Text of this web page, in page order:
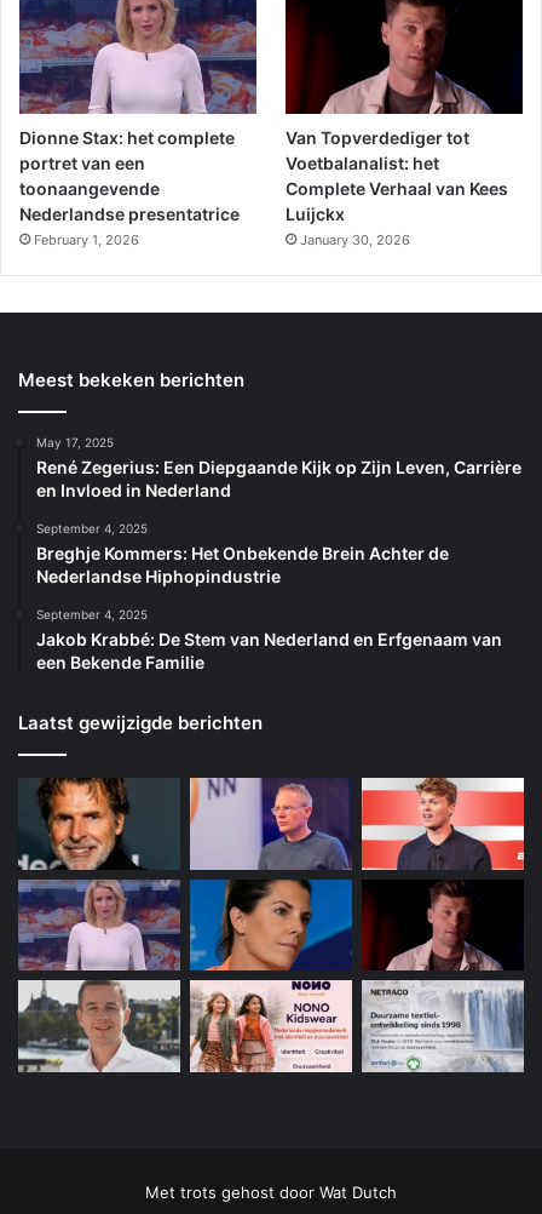
Dionne Stax: het complete
portret van een
toonaangevende
Nederlandse presentatrice
February 1, 2026
Van Topverdediger tot
Voetbalanalist: het
Complete Verhaal van Kees
Luijckx
January 30, 2026
Meest bekeken berichten
May 17, 2025
René Zegerius: Een Diepgaande Kijk op Zijn Leven, Carrière
en Invloed in Nederland
September 4, 2025
Breghje Kommers: Het Onbekende Brein Achter de
Nederlandse Hiphopindustrie
September 4, 2025
Jakob Krabbé: De Stem van Nederland en Erfgenaam van
een Bekende Familie
Laatst gewijzigde berichten
Met trots gehost door Wat Dutch